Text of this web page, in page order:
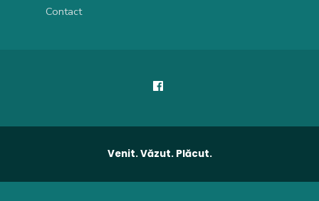
Contact
Venit. Văzut. Plăcut.